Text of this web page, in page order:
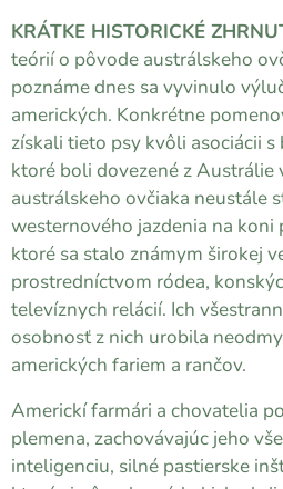
KRÁTKE HISTORICKÉ
teórií o pôvode austrálskeho
poznáme dnes sa vyvinulo
amerických. Konkrétne
získali tieto psy kvôli asociácii
ktoré boli dovezené z
austrálskeho ovčiaka neustále
westernového jazdenia na koni
ktoré sa stalo známym širokej
prostredníctvom ródea,
televíznych relácií. Ich
osobnosť z nich urobila
amerických fariem a rančov.
Americkí farmári a chovatelia
plemena, zachovávajúc jeho
inteligenciu, silné pastierske